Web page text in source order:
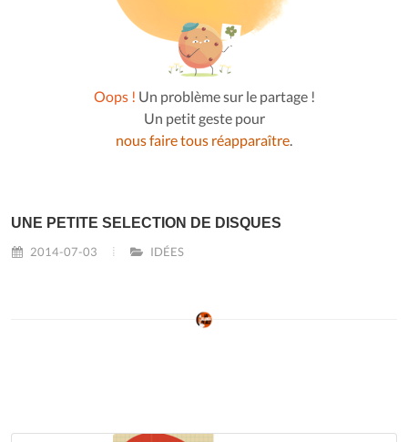
Oops ! Un problème sur le partage !
Un petit geste pour
nous faire tous réapparaître.
UNE PETITE SELECTION DE DISQUES
2014-07-03 IDÉES